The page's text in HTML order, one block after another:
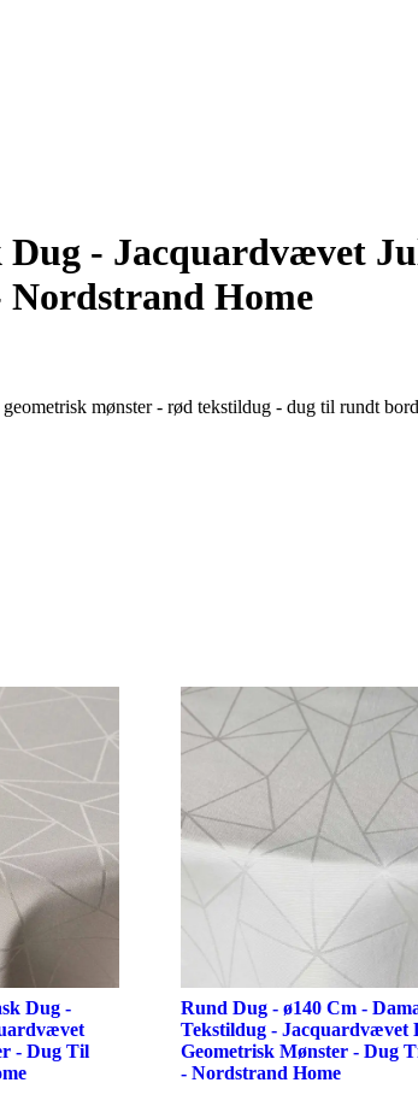
- Jacquardvævet
Home
mønster - rød tekstildug - dug til rundt
Dug -
- Dug Til
Rund Dug - ø140 Cm -
Tekstildug - Jacquardvævet
Geometrisk Mønster - Dug
- Nordstrand Home